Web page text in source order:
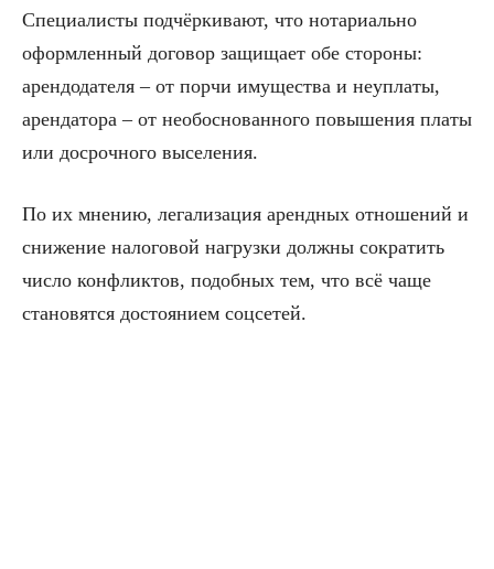
Специалисты подчёркивают, что нотариально
оформленный договор защищает обе стороны:
арендодателя – от порчи имущества и неуплаты,
арендатора – от необоснованного повышения платы
или досрочного выселения.
По их мнению, легализация арендных отношений и
снижение налоговой нагрузки должны сократить
число конфликтов, подобных тем, что всё чаще
становятся достоянием соцсетей.